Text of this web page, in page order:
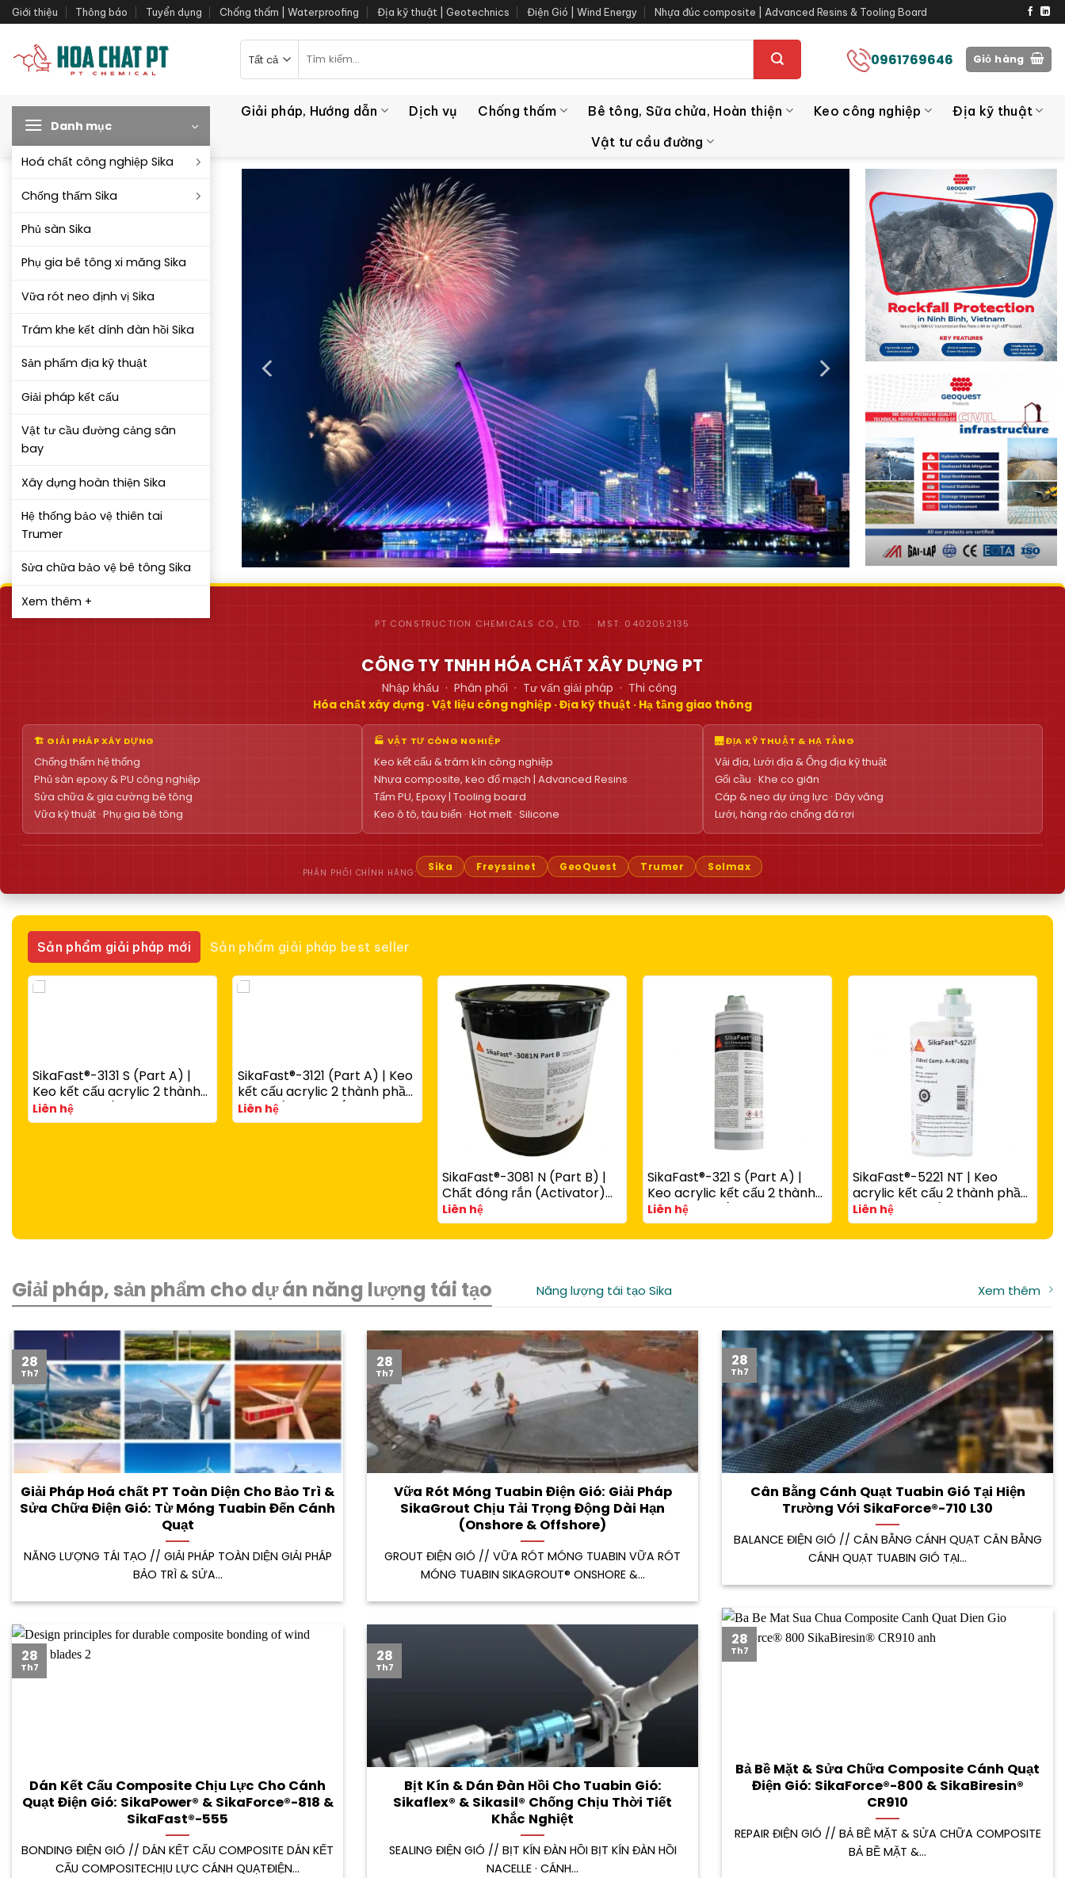
Bỏ
qua
dung
Giới thiệu Thông báo Tuyển dụng Chống thấm | Waterproofing Địa kỹ thuật | Geotechnics Điện Gió | Wind Energy Nhựa đúc composite | Advanced Resins & Tooling Board
kiếm:
0961769646 Giỏ hàng
Danh mục
Hoá chất công nghiệp Sika
Chống thấm Sika
Phủ sàn Sika
Phụ gia bê tông xi măng Sika
Vữa rót neo định vị Sika
Trám khe kết dính đàn hồi Sika
Sản phẩm địa kỹ thuật
Giải pháp kết cấu
Vật tư cầu đường cảng sân
bay
Xây dựng hoàn thiện Sika
Hệ thống bảo vệ thiên tai
Trumer
Sửa chữa bảo vệ bê tông Sika
Xem thêm +
Giải pháp, Hướng dẫn Dịch vụ Chống thấm Bê tông, Sữa chửa, Hoàn thiện Keo công nghiệp
Địa kỹ thuật
Vật tư cầu đường
PT CONSTRUCTION CHEMICALS CO., LTD. · MST: 0402052135
CÔNG TY TNHH HÓA CHẤT XÂY DỰNG PT
Nhập khẩu · Phân phối · Tư vấn giải pháp · Thi công
Hóa chất xây dựng · Vật liệu công nghiệp · Địa kỹ thuật · Hạ tầng giao thông
🏗 GIẢI PHÁP XÂY DỰNG
Chống thấm hệ thống
Phủ sàn epoxy & PU công nghiệp
Sửa chữa & gia cường bê tông
Vữa kỹ thuật · Phụ gia bê tông
🏭 VẬT TƯ CÔNG NGHIỆP
Keo kết cấu & trám kín công nghiệp
Nhựa composite, keo đổ mạch | Advanced Resins
Tấm PU, Epoxy | Tooling board
Keo ô tô, tàu biển · Hot melt · Silicone
🌉 ĐỊA KỸ THUẬT & HẠ TẦNG
Vải địa, Lưới địa & Ống địa kỹ thuật
Gối cầu · Khe co giãn
Cáp & neo dự ứng lực · Dây văng
Lưới, hàng rào chống đá rơi
PHÂN PHỐI CHÍNH HÃNG: Sika Freyssinet GeoQuest Trumer Solmax
Sản phẩm giải pháp mới Sản phẩm giải pháp best seller
SikaFast®-3131 S (Part A) |
Keo kết cấu acrylic 2 thành
phần đóng rắn nhanh dùng
với SikaFast®-3081 N (Part B)
Liên hệ
SikaFast®-3121 (Part A) | Keo
kết cấu acrylic 2 thành phần
đóng rắn nhanh (dùng với
SikaFast®-3081 N Part B)
Liên hệ
SikaFast®-3081 N (Part B) |
Chất đóng rắn (Activator)
cho keo acrylic kết cấu
SikaFast® 3100 Series
Liên hệ
SikaFast®-321 S (Part A) |
Keo acrylic kết cấu 2 thành
phần đóng rắn nhanh có hạt
chêm dùng với
SikaFast®-3081 N Part B
Liên hệ
SikaFast®-5221 NT | Keo
acrylic kết cấu 2 thành phần
A và B đóng rắn nhanh cho
composite, kim loại và nhựa
kỹ thuật
Liên hệ
Giải pháp, sản phẩm cho dự án năng lượng tái tạo Năng lượng tái tạo Sika Xem thêm
Giải Pháp Hoá chất PT Toàn Diện Cho Bảo Trì &
Sửa Chữa Điện Gió: Từ Móng Tuabin Đến Cánh
Quạt
NĂNG LƯỢNG TÁI TẠO // GIẢI PHÁP TOÀN DIỆN GIẢI PHÁP
BẢO TRÌ & SỬA...
28
Th7
Vữa Rót Móng Tuabin Điện Gió: Giải Pháp
SikaGrout Chịu Tải Trọng Động Dài Hạn
(Onshore & Offshore)
GROUT ĐIỆN GIÓ // VỮA RÓT MÓNG TUABIN VỮA RÓT
MÓNG TUABIN SIKAGROUT® ONSHORE &...
28
Th7
Cân Bằng Cánh Quạt Tuabin Gió Tại Hiện
Trường Với SikaForce®-710 L30
BALANCE ĐIỆN GIÓ // CÂN BẰNG CÁNH QUẠT CÂN BẰNG
CÁNH QUẠT TUABIN GIÓ TẠI...
28
Th7
Bả Bề Mặt & Sửa Chữa Composite Cánh Quạt
Điện Gió: SikaForce®-800 & SikaBiresin®
CR910
REPAIR ĐIỆN GIÓ // BẢ BỀ MẶT & SỬA CHỮA COMPOSITE
BẢ BỀ MẶT &...
28
Th7
Dán Kết Cấu Composite Chịu Lực Cho Cánh
Quạt Điện Gió: SikaPower® & SikaForce®-818 &
SikaFast®-555
BONDING ĐIỆN GIÓ // DÁN KẾT CẤU COMPOSITE DÁN KẾT
CẤU COMPOSITECHỊU LỰC CÁNH QUẠTĐIỆN...
28
Th7
Bịt Kín & Dán Đàn Hồi Cho Tuabin Gió:
Sikaflex® & Sikasil® Chống Chịu Thời Tiết
Khắc Nghiệt
SEALING ĐIỆN GIÓ // BỊT KÍN ĐÀN HỒI BỊT KÍN ĐÀN HỒI
NACELLE · CÁNH...
28
Th7